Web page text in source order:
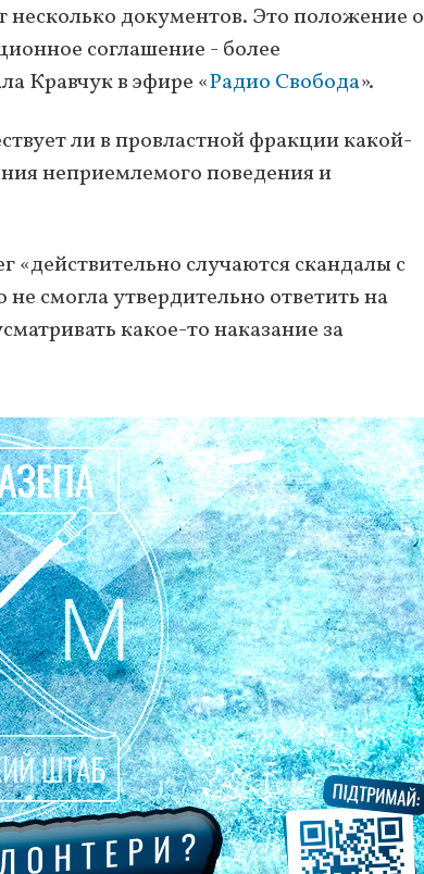
несколько документов. Это положение о
соглашение - более
Кравчук в эфире «Радио Свобода».
ли в провластной фракции какой-
неприемлемого поведения и
«действительно случаются скандалы с
смогла утвердительно ответить на
какое-то наказание за